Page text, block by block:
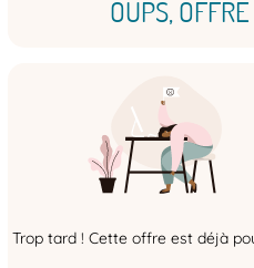
OUPS,
Trop tard ! Cette offre est déjà